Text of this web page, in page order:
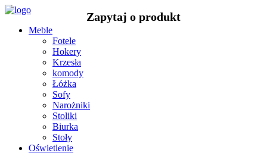
Meble
Fotele
Hokery
Krzesła
komody
Łóżka
Sofy
Narożniki
Stoliki
Biurka
Stoły
Oświetlenie